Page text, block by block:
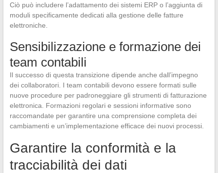
Ciò può includere l’adattamento dei sistemi ERP o l’aggiunta di
moduli specificamente dedicati alla gestione delle fatture
elettroniche.
Sensibilizzazione e formazione dei
team contabili
Il successo di questa transizione dipende anche dall’impegno
dei collaboratori. I team contabili devono essere formati sulle
nuove procedure per padroneggiare gli strumenti di fatturazione
elettronica. Formazioni regolari e sessioni informative sono
raccomandate per garantire una comprensione completa dei
cambiamenti e un’implementazione efficace dei nuovi processi.
Garantire la conformità e la
tracciabilità dei dati